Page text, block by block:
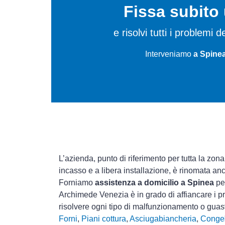
Fissa subito
e risolvi tutti i problemi
Interveniamo a
L’azienda, punto di riferimento per tutta la
incasso e a libera installazione, è rinomata
Forniamo assistenza a domicilio a Spinea
Archimede Venezia è in grado di affiancare i
risolvere ogni tipo di malfunzionamento o
Forni, Piani cottura, Asciugabiancheria,